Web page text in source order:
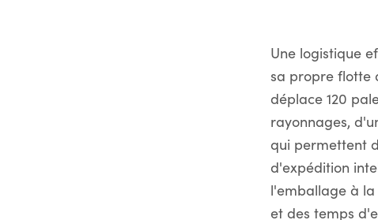
Une logistique
sa propre flotte
déplace 120
rayonnages,
qui permettent
d'expédition
l'emballage à
et des temps